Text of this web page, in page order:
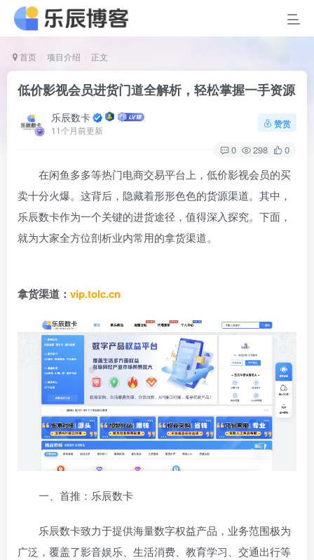
首页 项目介绍 正文
低价影视会员进货门道全解析，轻松掌握一手资源
乐辰数卡
11个月前更新
赞赏
0 298 0
在闲鱼多多等热门电商交易平台上，低价影视会员的买
卖十分火爆。这背后，隐藏着形形色色的货源渠道。其中，
乐辰数卡作为一个关键的进货途径，值得深入探究。下面，
就为大家全方位剖析业内常用的拿货渠道。
拿货渠道： vip.tolc.cn
一、首推：乐辰数卡
乐辰数卡致力于提供海量数字权益产品，业务范围极为
广泛，覆盖了影音娱乐、生活消费、教育学习、交通出行等